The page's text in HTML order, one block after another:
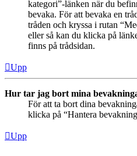
kategori”-länken när du
bevaka. För att bevaka en
tråden och kryssa i rutan
eller så kan du klicka på
finns på trådsidan.
Upp
Hur tar jag bort mina
För att ta bort dina
klicka på “Hantera
Upp